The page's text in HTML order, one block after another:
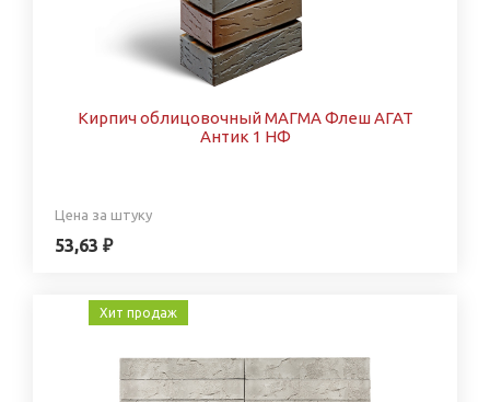
Кирпич облицовочный МАГМА Флеш АГАТ
Антик 1 НФ
Цена за штуку
53,63 ₽
Хит продаж